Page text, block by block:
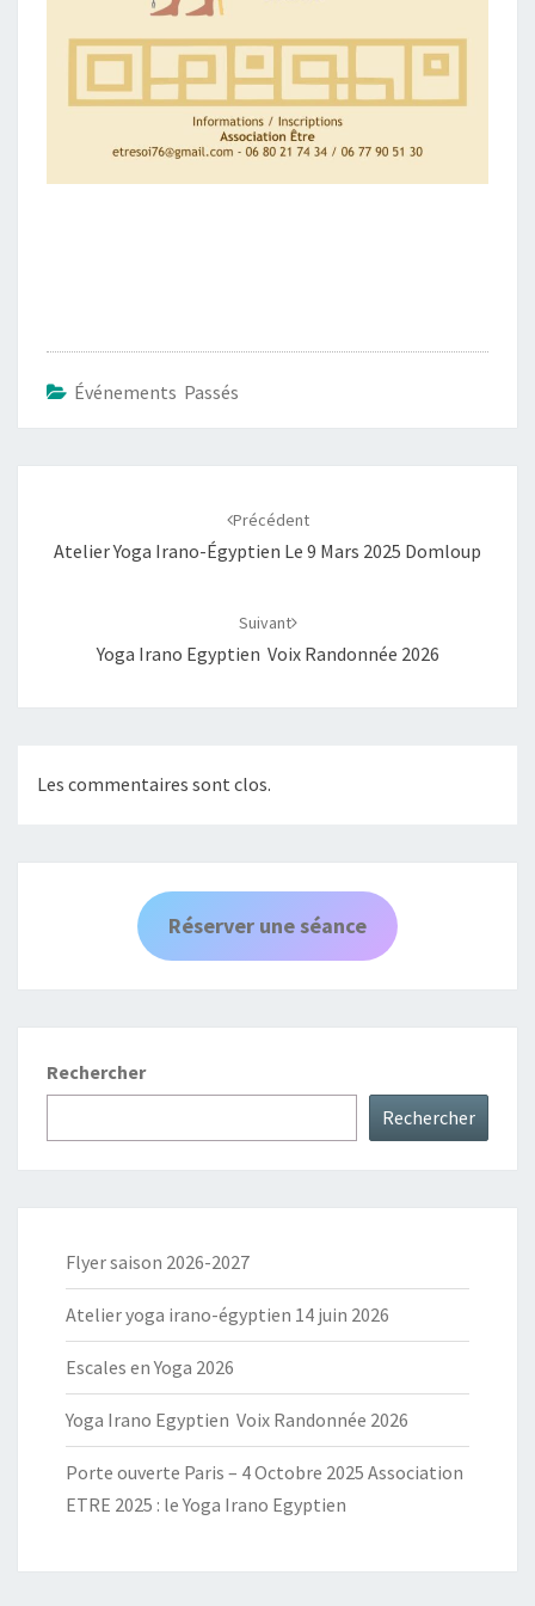
Événements Passés
Précédent
Atelier Yoga Irano-Égyptien Le 9 Mars 2025 Domloup
Suivant
Yoga Irano Egyptien Voix Randonnée 2026
Les commentaires sont clos.
Réserver une séance
Rechercher
Rechercher
Flyer saison 2026-2027
Atelier yoga irano-égyptien 14 juin 2026
Escales en Yoga 2026
Yoga Irano Egyptien Voix Randonnée 2026
Porte ouverte Paris – 4 Octobre 2025 Association
ETRE 2025 : le Yoga Irano Egyptien